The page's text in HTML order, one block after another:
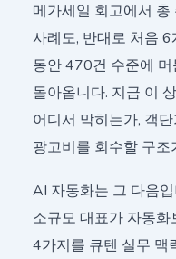
메가세일 회고에서
사례도, 반대로 처음
동안 470건 수준에
돌아옵니다. 지금 이
어디서 막히는가, 객
광고비를 회수할 구조
AI 자동화는 그 다음
소규모 대표가 자동
4가지를 큐텐 실무 맥